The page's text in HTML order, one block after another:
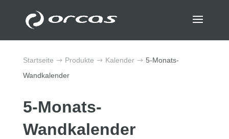
Startseite $ Produkte $ Kalender $ 5-Monats-
Wandkalender
5-Monats-
Wandkalender